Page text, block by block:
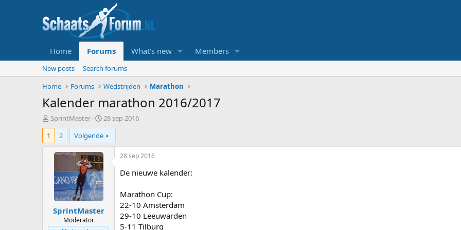
Home Forums What's new Members
New posts
Search forums
Home
Forums Wedstrijden Marathon
Kalender marathon 2016/2017
T
o
i
e
SprintMaster
S
t
a
r
t
d
a
t
u
m
28 sep 2016
1
2 Volgende
SprintMaster
Moderator
28 sep 2016
De nieuwe kalender:
Marathon Cup:
22-10 Amsterdam
29-10 Leeuwarden
5-11 Tilburg